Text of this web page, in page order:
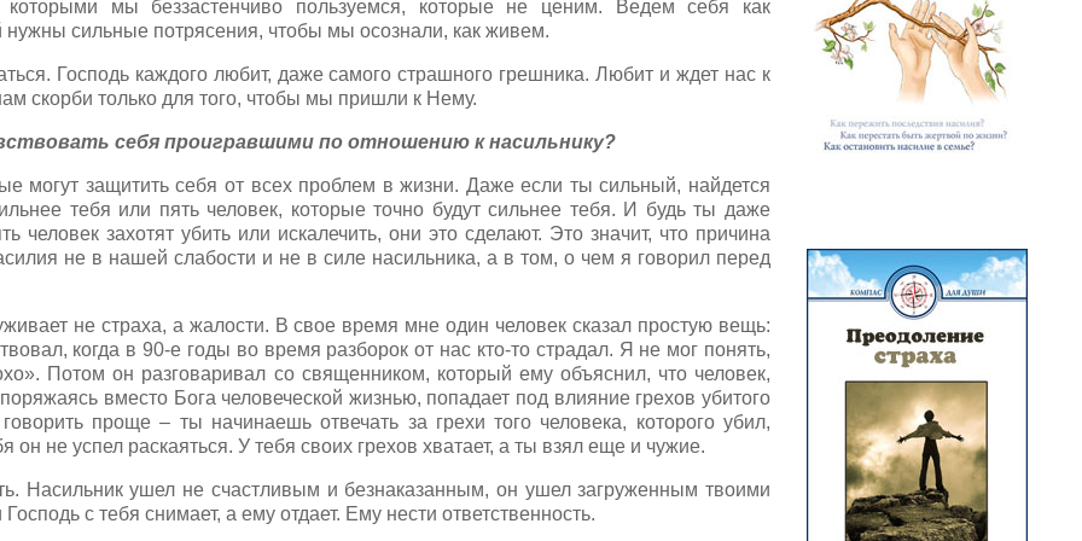
которыми мы беззастенчиво пользуемся, которые не ценим. Ведем себя как
нужны сильные потрясения, чтобы мы осознали, как живем.
Господь каждого любит, даже самого страшного грешника. Любит и ждет нас к
скорби только для того, чтобы мы пришли к Нему.
себя проигравшими по отношению к насильнику?
могут защитить себя от всех проблем в жизни. Даже если ты сильный, найдется
тебя или пять человек, которые точно будут сильнее тебя. И будь ты даже
человек захотят убить или искалечить, они это сделают. Это значит, что причина
не в нашей слабости и не в силе насильника, а в том, о чем я говорил перед
не страха, а жалости. В свое время мне один человек сказал простую вещь:
когда в 90-е годы во время разборок от нас кто-то страдал. Я не мог понять,
Потом он разговаривал со священником, который ему объяснил, что человек,
вместо Бога человеческой жизнью, попадает под влияние грехов убитого
проще – ты начинаешь отвечать за грехи того человека, которого убил,
он не успел раскаяться. У тебя своих грехов хватает, а ты взял еще и чужие.
Насильник ушел не счастливым и безнаказанным, он ушел загруженным твоими
с тебя снимает, а ему отдает. Ему нести ответственность.